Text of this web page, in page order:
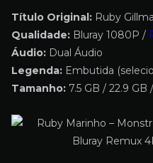
Título Original: Ruby
Qualidade: Bluray 1080P /
Áudio: Dual Áudio
Legenda: Embutida
Tamanho: 7.5 GB / 22.9 GB